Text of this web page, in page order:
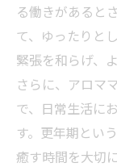
る働きがあると
て、ゆったりと
緊張を和らげ、
さらに、アロマ
で、日常生活に
す。更年期とい
癒す時間を大切